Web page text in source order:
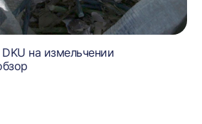
на измельчении